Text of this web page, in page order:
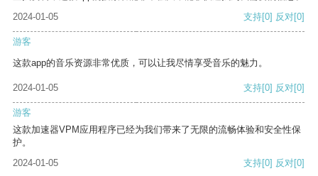
2024-01-05
支持[0] 反对[0]
游客
这款app的音乐资源非常优质，可以让我尽情享受音乐的魅力。
2024-01-05 支持[0] 反对[0]
游客
这款加速器VPM应用程序已经为我们带来了无限的流畅体验和安全性保
护。
2024-01-05
支持[0] 反对[0]